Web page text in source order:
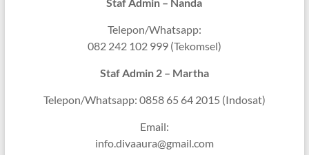
Telepon/Whatsapp:
082 242 102 999 (Tekomsel)
Staf Admin 2 – Martha
Telepon/Whatsapp: 0858 65 64 2015 (Indosat)
Email:
info.divaaura@gmail.com